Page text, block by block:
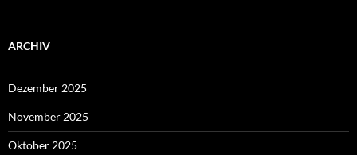
ARCHIV
Dezember 2025
November 2025
Oktober 2025